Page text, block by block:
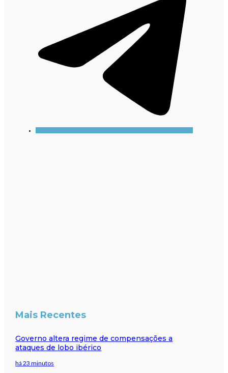
Mais Recentes
Governo altera regime de compensações a
ataques de lobo ibérico
há 23 minutos